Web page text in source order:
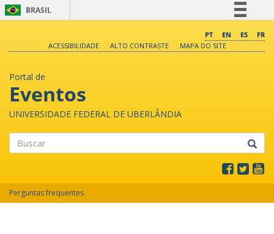
BRASIL
Comunica BR
PT EN ES
FR
ACESSIBILIDADE
ALTO CONTRASTE MAPA DO SITE
Portal de
Eventos
UNIVERSIDADE FEDERAL DE UBERLÂNDIA
Perguntas frequentes